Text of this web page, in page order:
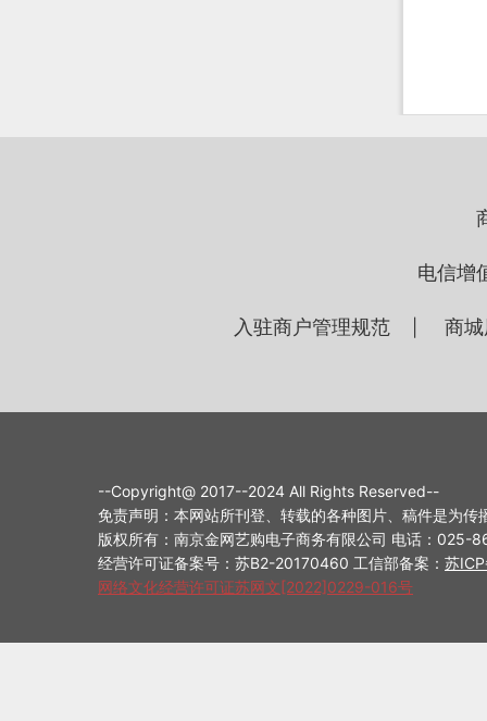
电信增
入驻商户管理规范 商
--Copyright@ 2017--2024 All Rights Reserved--
免责声明：本网站所刊登、转载的各种图片、稿件是为
版权所有：南京金网艺购电子商务有限公司 电话：
经营许可证备案号：苏B2-20170460 工信部备案： 苏
网络文化经营许可证苏网文[2022]0229-016号